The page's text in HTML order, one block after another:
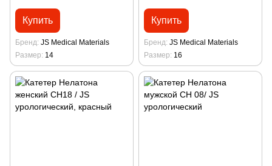
Купить
Бренд JS Medical Materials
Размер 14
Купить
Бренд JS Medical Materials
Размер 16